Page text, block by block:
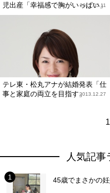
児出産「幸福感で胸がいっぱい」
2017.05.11
テレ東・松丸アナが結婚発表「仕
事と家庭の両立を目指す」2013.12.27
人気記事
45歳でまさかの